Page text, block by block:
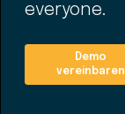
everyone.
Demo
vereinbaren